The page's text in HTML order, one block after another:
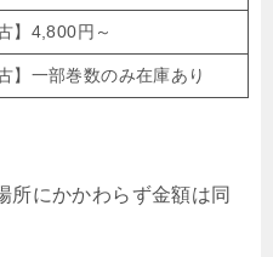
】4,800円～
古】一部巻数のみ在庫あり
所にかかわらず金額は同